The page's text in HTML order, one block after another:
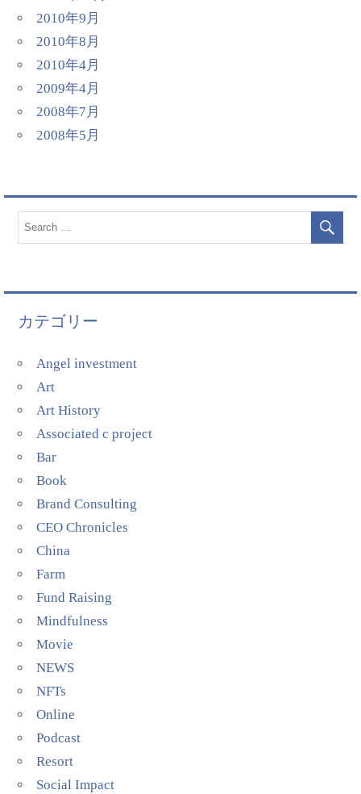
2010年9月
2010年8月
2010年4月
2009年4月
2008年7月
2008年5月
カテゴリー
Angel investment
Art
Art History
Associated c project
Bar
Book
Brand Consulting
CEO Chronicles
China
Farm
Fund Raising
Mindfulness
Movie
NEWS
NFTs
Online
Podcast
Resort
Social Impact